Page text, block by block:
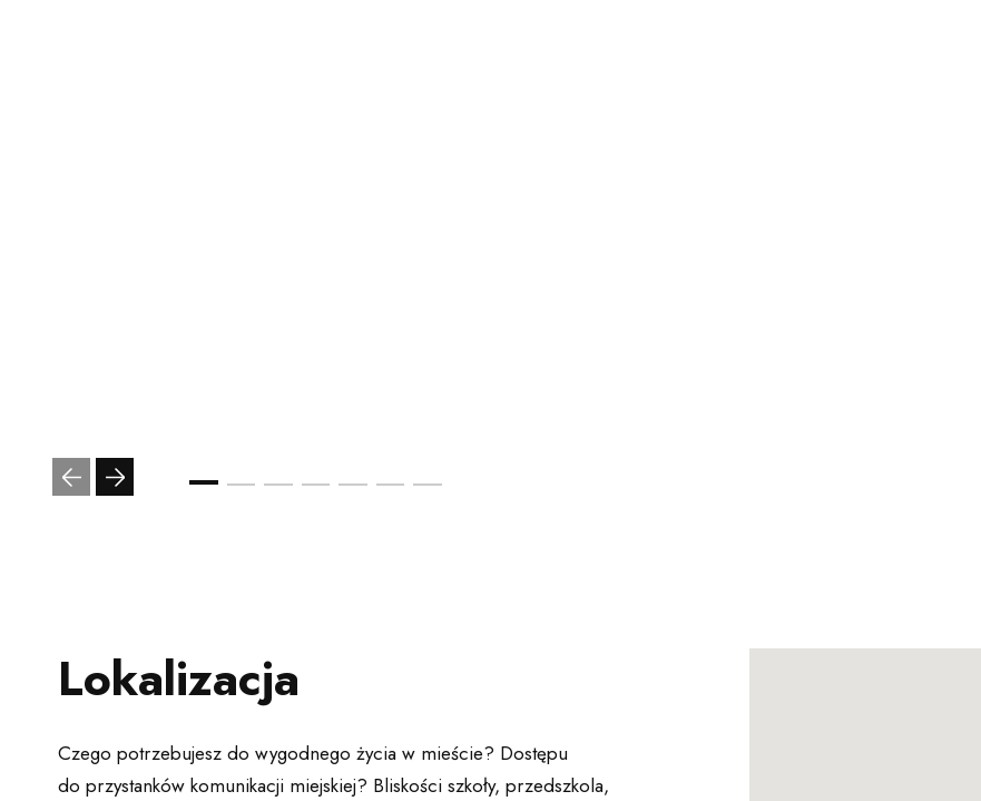
Lokalizacja
Czego potrzebujesz do wygodnego życia w mieście? Dostępu
do przystanków komunikacji miejskiej? Bliskości szkoły, przedszkola,